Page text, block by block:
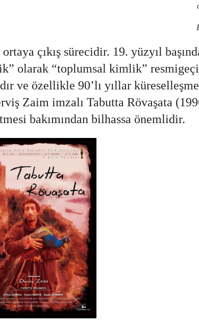
yarım halleriyle
Abdo / Balık
çıkış sürecidir. 19. yüzyıl
olarak “toplumsal kimlik”
ve özellikle 90’lı yıllar
Zaim imzalı Tabutta Rövaşata
bakımından bilhassa önemlidir.